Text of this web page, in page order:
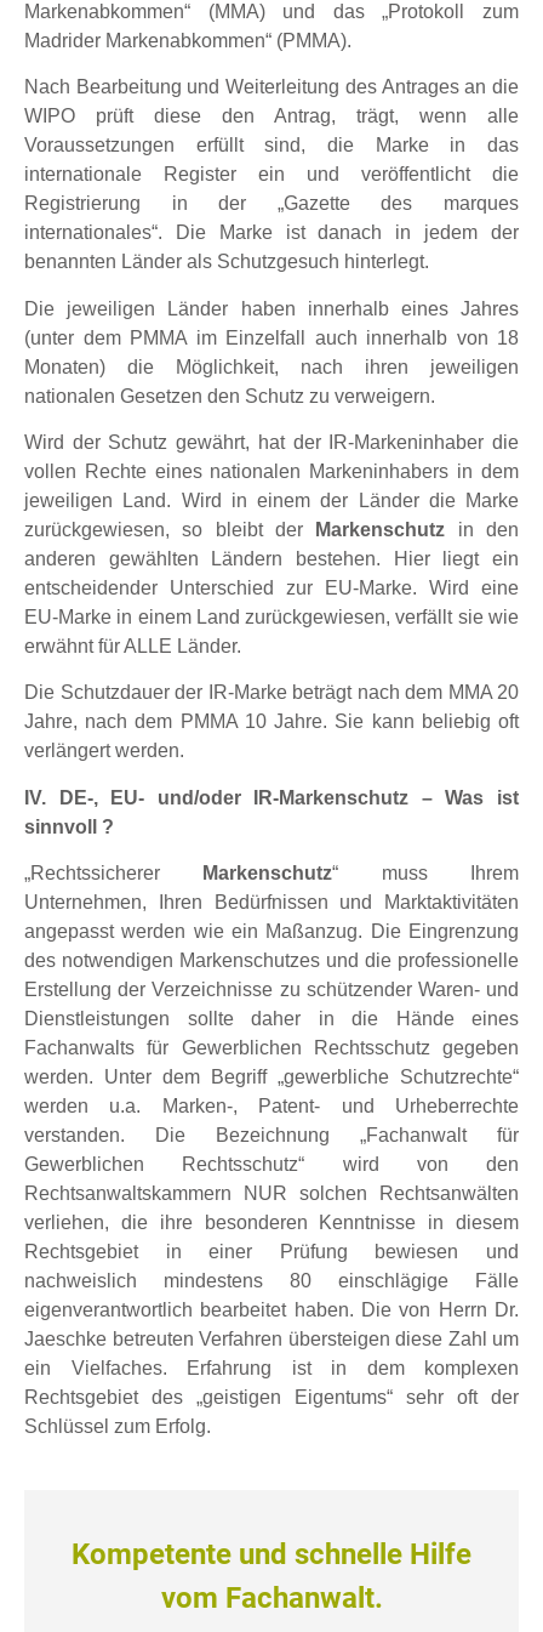
Markenabkommen“ (MMA) und das „Protokoll zum
Madrider Markenabkommen“ (PMMA).
Nach Bearbeitung und Weiterleitung des Antrages an die
WIPO prüft diese den Antrag, trägt, wenn alle
Voraussetzungen erfüllt sind, die Marke in das
internationale Register ein und veröffentlicht die
Registrierung in der „Gazette des marques
internationales“. Die Marke ist danach in jedem der
benannten Länder als Schutzgesuch hinterlegt.
Die jeweiligen Länder haben innerhalb eines Jahres
(unter dem PMMA im Einzelfall auch innerhalb von 18
Monaten) die Möglichkeit, nach ihren jeweiligen
nationalen Gesetzen den Schutz zu verweigern.
Wird der Schutz gewährt, hat der IR-Markeninhaber die
vollen Rechte eines nationalen Markeninhabers in dem
jeweiligen Land. Wird in einem der Länder die Marke
zurückgewiesen, so bleibt der
Markenschutz in den
anderen gewählten Ländern bestehen. Hier liegt ein
entscheidender Unterschied zur EU-Marke. Wird eine
EU-Marke in einem Land zurückgewiesen, verfällt sie wie
erwähnt für ALLE Länder.
Die Schutzdauer der IR-Marke beträgt nach dem MMA 20
Jahre, nach dem PMMA 10 Jahre. Sie kann beliebig oft
verlängert werden.
IV. DE-, EU- und/oder IR-Markenschutz – Was ist
sinnvoll ?
„Rechtssicherer Markenschutz“ muss Ihrem
Unternehmen, Ihren Bedürfnissen und Marktaktivitäten
angepasst werden wie ein Maßanzug. Die Eingrenzung
des notwendigen Markenschutzes und die professionelle
Erstellung der Verzeichnisse zu schützender Waren- und
Dienstleistungen sollte daher in die Hände eines
Fachanwalts für Gewerblichen Rechtsschutz gegeben
werden. Unter dem Begriff „gewerbliche Schutzrechte“
werden u.a. Marken-, Patent- und Urheberrechte
verstanden. Die Bezeichnung „Fachanwalt für
Gewerblichen Rechtsschutz“ wird von den
Rechtsanwaltskammern NUR solchen Rechtsanwälten
verliehen, die ihre besonderen Kenntnisse in diesem
Rechtsgebiet in einer Prüfung bewiesen und
nachweislich mindestens 80 einschlägige Fälle
eigenverantwortlich bearbeitet haben. Die von Herrn Dr.
Jaeschke betreuten Verfahren übersteigen diese Zahl um
ein Vielfaches. Erfahrung ist in dem komplexen
Rechtsgebiet des „geistigen Eigentums“ sehr oft der
Schlüssel zum Erfolg.
Kompetente und schnelle Hilfe
vom Fachanwalt.